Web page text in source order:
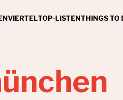
VIERTELTOP-LISTENTHINGS TO